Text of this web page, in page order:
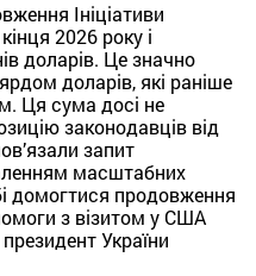
Ініціативи
2026 року і
доларів. Це значно
доларів, які раніше
Ця сума досі не
законодавців від
запит
масштабних
домогтися продовження
з візитом у США
України